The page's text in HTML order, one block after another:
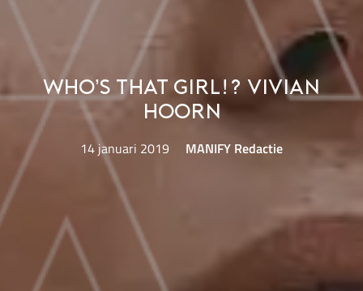
Who’s That Girl!? Vivian
Hoorn
14 januari 2019 MANIFY Redactie